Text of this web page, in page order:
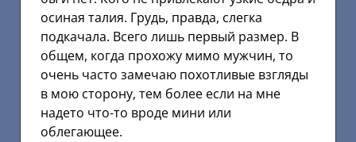
осиная талия. Грудь, правда, слегка
подкачала. Всего лишь первый размер. В
общем, когда прохожу мимо мужчин, то
очень часто замечаю похотливые взгляды
в мою сторону, тем более если на мне
надето что-то вроде мини или
облегающее.